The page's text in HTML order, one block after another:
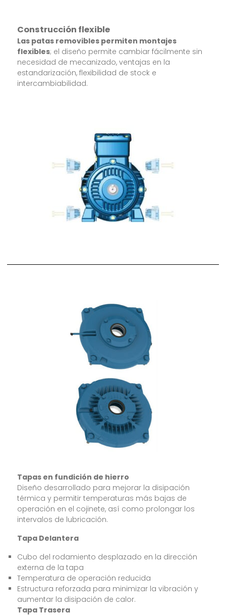
Construcción flexible
Las patas removibles permiten montajes
flexibles; el diseño permite cambiar fácilmente sin
necesidad de mecanizado, ventajas en la
estandarización, flexibilidad de stock e
intercambiabilidad.
Tapas en fundición de hierro
Diseño desarrollado para mejorar la disipación
térmica y permitir temperaturas más bajas de
operación en el cojinete, así como prolongar los
intervalos de lubricación.
Tapa Delantera
Cubo del rodamiento desplazado en la dirección
externa de la tapa
Temperatura de operación reducida
Estructura reforzada para minimizar la vibración y
aumentar la disipación de calor.
Tapa Trasera